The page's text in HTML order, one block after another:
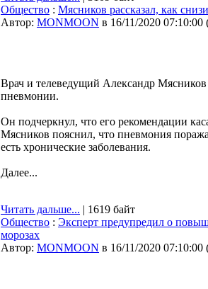
Общество : Мясников рассказал, как
Автор: MONMOON в 16/11/2020 07:10:00
Врач и телеведущий Александр
пневмонии.
Он подчеркнул, что его рекомендации
Мясников пояснил, что пневмония
есть хронические заболевания.
Далее...
Читать дальше... | 1619 байт
Общество : Эксперт предупредил о
морозах
Автор: MONMOON в 16/11/2020 07:10:00